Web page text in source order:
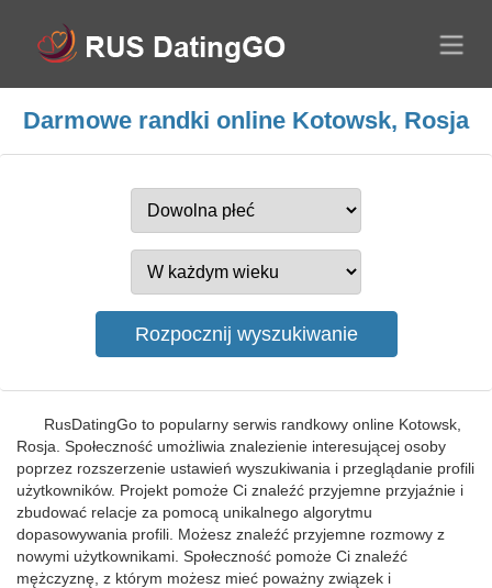
Darmowe randki online Kotowsk, Rosja
RusDatingGo to popularny serwis randkowy online Kotowsk,
Rosja. Społeczność umożliwia znalezienie interesującej osoby
poprzez rozszerzenie ustawień wyszukiwania i przeglądanie profili
użytkowników. Projekt pomoże Ci znaleźć przyjemne przyjaźnie i
zbudować relacje za pomocą unikalnego algorytmu
dopasowywania profili. Możesz znaleźć przyjemne rozmowy z
nowymi użytkownikami. Społeczność pomoże Ci znaleźć
mężczyznę, z którym możesz mieć poważny związek i